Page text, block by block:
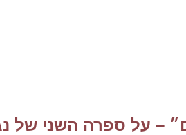
– על ספרה השני של